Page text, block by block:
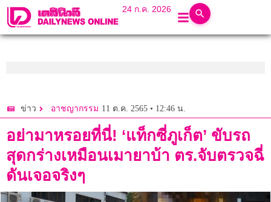
24 ก.ค. 2026
ข่าว อาชญากรรม 11 ต.ค. 2565 • 12:46 น.
อย่ามาหรอยที่นี่! ‘แท็กซี่ภูเก็ต’ ขับรถ
สุดกร่างเหมือนเมายาบ้า ตร.จับตรวจฉี่
ดันเจอจริงๆ